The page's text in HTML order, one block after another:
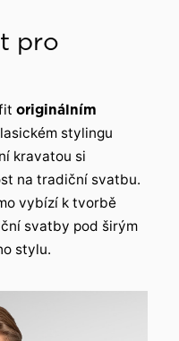
pro
originálním
stylingu
kravatou si
na tradiční svatbu.
vybízí k tvorbě
svatby pod širým
stylu.